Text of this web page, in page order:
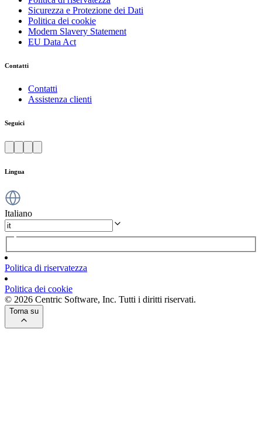
Sicurezza e Protezione dei Dati
Politica dei cookie
Modern Slavery Statement
EU Data Act
Contatti
Contatti
Assistenza clienti
Seguici
Lingua
Italiano
Politica di riservatezza
Politica dei cookie
© 2026 Centric Software, Inc. Tutti i diritti riservati.
Torna su